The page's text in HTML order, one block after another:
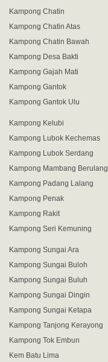
Kampong Chatin
Kampong Chatin Atas
Kampong Chatin Bawah
Kampong Desa Bakti
Kampong Gajah Mati
Kampong Gantok
Kampong Gantok Ulu
Kampong Kelubi
Kampong Lubok Kechemas
Kampong Lubok Serdang
Kampong Mambang Berulang
Kampong Padang Lalang
Kampong Penak
Kampong Rakit
Kampong Seri Kemuning
Kampong Sungai Ara
Kampong Sungai Buloh
Kampong Sungai Buluh
Kampong Sungai Dingin
Kampong Sungai Ketapa
Kampong Tanjong Kerayong
Kampong Tok Embun
Kem Batu Lima